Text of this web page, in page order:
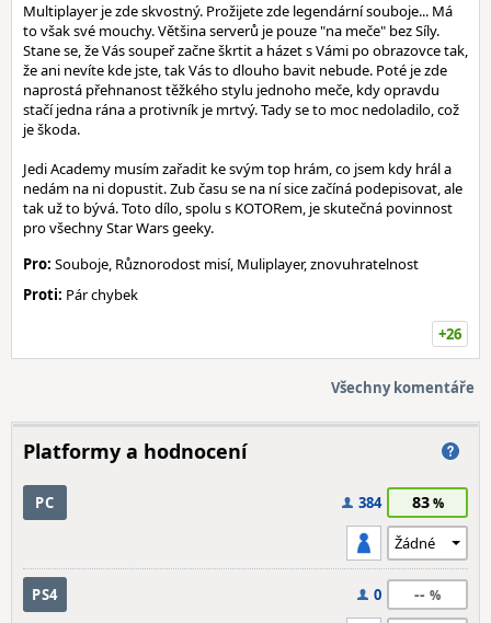
Multiplayer je zde skvostný. Prožijete zde legendární souboje... Má
to však své mouchy. Většina serverů je pouze "na meče" bez Síly.
Stane se, že Vás soupeř začne škrtit a házet s Vámi po obrazovce tak,
že ani nevíte kde jste, tak Vás to dlouho bavit nebude. Poté je zde
naprostá přehnanost těžkého stylu jednoho meče, kdy opravdu
stačí jedna rána a protivník je mrtvý. Tady se to moc nedoladilo, což
je škoda.
Jedi Academy musím zařadit ke svým top hrám, co jsem kdy hrál a
nedám na ni dopustit. Zub času se na ní sice začíná podepisovat, ale
tak už to bývá. Toto dílo, spolu s KOTORem, je skutečná povinnost
pro všechny Star Wars geeky.
Pro: Souboje, Různorodost misí, Muliplayer, znovuhratelnost
Proti: Pár chybek
+26
Všechny komentáře
Platformy a hodnocení
PC 384 83
PS4 0 --